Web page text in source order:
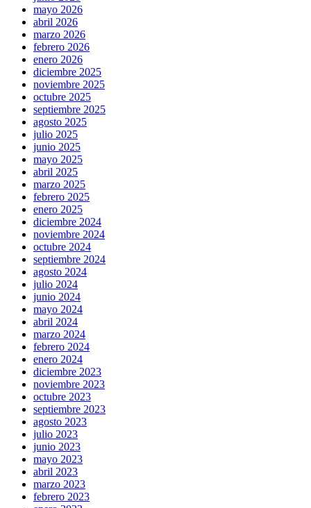
mayo 2026
abril 2026
marzo 2026
febrero 2026
enero 2026
diciembre 2025
noviembre 2025
octubre 2025
septiembre 2025
agosto 2025
julio 2025
junio 2025
mayo 2025
abril 2025
marzo 2025
febrero 2025
enero 2025
diciembre 2024
noviembre 2024
octubre 2024
septiembre 2024
agosto 2024
julio 2024
junio 2024
mayo 2024
abril 2024
marzo 2024
febrero 2024
enero 2024
diciembre 2023
noviembre 2023
octubre 2023
septiembre 2023
agosto 2023
julio 2023
junio 2023
mayo 2023
abril 2023
marzo 2023
febrero 2023